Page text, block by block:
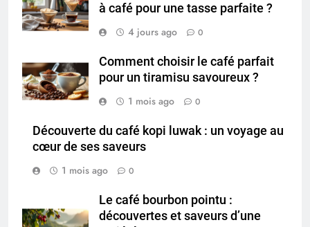
à café pour une tasse parfaite ?
4 jours ago
0
Comment choisir le café parfait
pour un tiramisu savoureux ?
1 mois ago
0
Découverte du café kopi luwak : un voyage au
cœur de ses saveurs
1 mois ago
0
Le café bourbon pointu :
découvertes et saveurs d’une